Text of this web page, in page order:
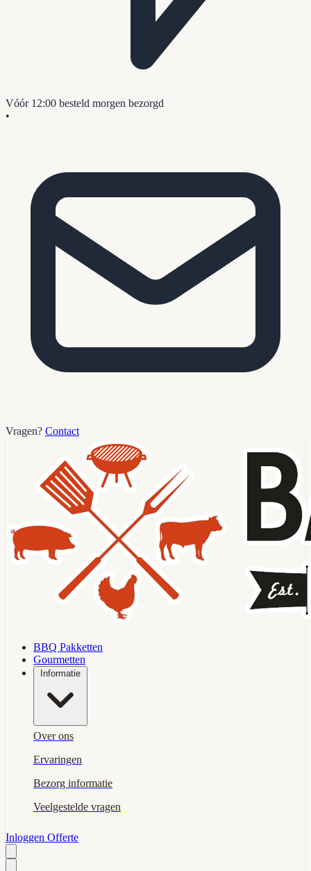
Vóór 12:00 besteld morgen bezorgd
•
Vragen? Contact
BBQ Pakketten
Gourmetten
Informatie
Over ons
Ervaringen
Bezorg informatie
Veelgestelde vragen
Inloggen Offerte